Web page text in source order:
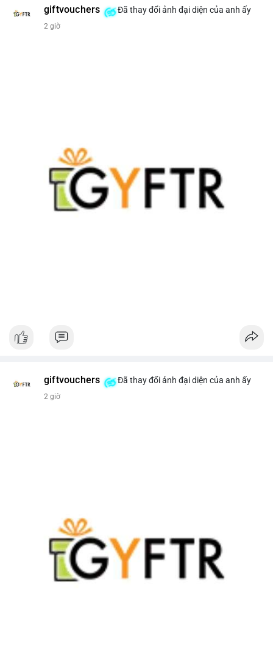
#207btc #aplucban
giftvouchers Đã thay đổi ảnh đại diện của anh ấy
2 giờ
giftvouchers Đã thay đổi ảnh đại diện của anh ấy
2 giờ